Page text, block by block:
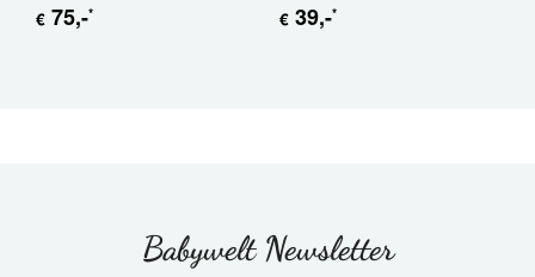
€ 75,-* € 39,-*
Babywelt Newsletter